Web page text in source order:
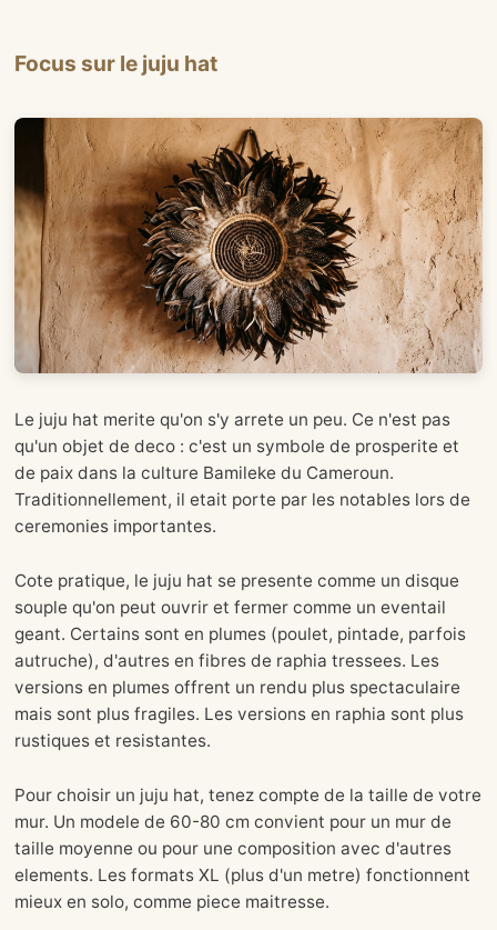
Focus sur le juju hat
Le juju hat merite qu'on s'y arrete un peu. Ce n'est pas
qu'un objet de deco : c'est un symbole de prosperite et
de paix dans la culture Bamileke du Cameroun.
Traditionnellement, il etait porte par les notables lors de
ceremonies importantes.
Cote pratique, le juju hat se presente comme un disque
souple qu'on peut ouvrir et fermer comme un eventail
geant. Certains sont en plumes (poulet, pintade, parfois
autruche), d'autres en fibres de raphia tressees. Les
versions en plumes offrent un rendu plus spectaculaire
mais sont plus fragiles. Les versions en raphia sont plus
rustiques et resistantes.
Pour choisir un juju hat, tenez compte de la taille de votre
mur. Un modele de 60-80 cm convient pour un mur de
taille moyenne ou pour une composition avec d'autres
elements. Les formats XL (plus d'un metre) fonctionnent
mieux en solo, comme piece maitresse.